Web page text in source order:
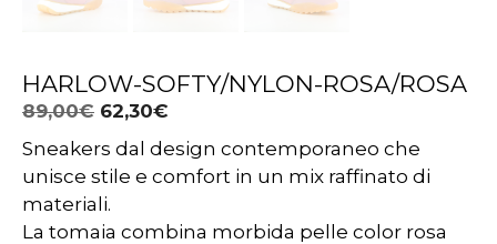
HARLOW-SOFTY/NYLON-ROSA/ROSA
89,00€ Il
prezzo
originale
era:
89,00€.
62,30€
prezzo
attuale
62,30€.
Sneakers dal design contemporaneo che
unisce stile e comfort in un mix raffinato di
materiali.
La tomaia combina morbida pelle color rosa